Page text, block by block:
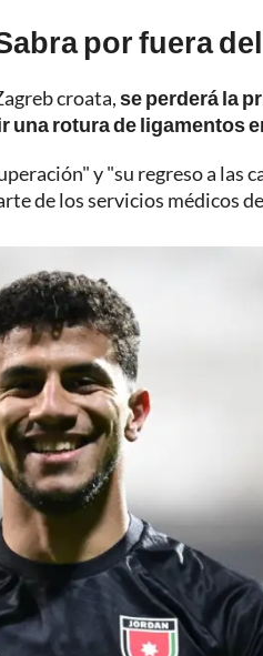
por fuera
croata,se perderá la
rotura de ligamentos
y "su regreso a las
de los servicios médicos